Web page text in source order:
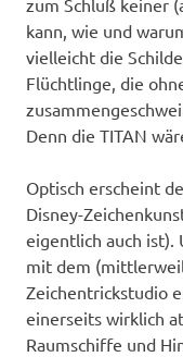
kann, wie und
vielleicht die
Flüchtlinge, die
Denn die TITAN
Optisch erscheint
Disney-
eigentlich auch ist).
mit dem
Zeichentrickstudio
einerseits wirklich
Raumschiffe und